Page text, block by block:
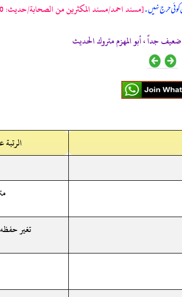
کوئی حرج نہیں۔[مسند احمد/مسند المكثرين من الصحابة/حدیث: 8060]
ضعيف جداً ، أبو المهزم متروك الحديث
تغير